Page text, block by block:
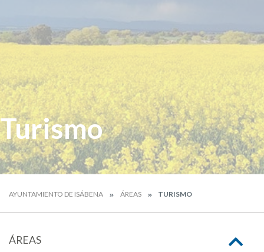
Turismo
AYUNTAMIENTO DE ISÁBENA ÁREAS TURISMO
ÁREAS